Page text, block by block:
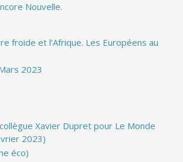
Nouvelle.
froide et l’Afrique. Les Européens au
2023
Xavier Dupret pour Le Monde
2023)
éco)